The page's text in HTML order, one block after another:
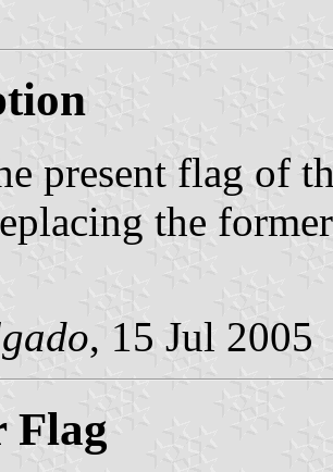
present flag of
the
, 15 Jul 2005
Flag